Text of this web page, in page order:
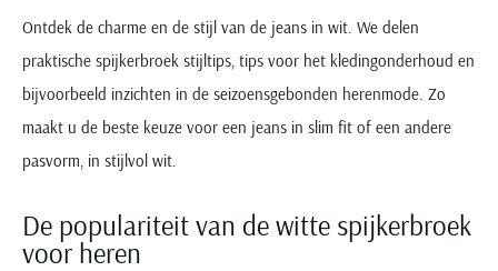
Ontdek de charme en de stijl van de jeans in wit. We delen
praktische spijkerbroek stijltips, tips voor het kledingonderhoud en
bijvoorbeeld inzichten in de seizoensgebonden herenmode. Zo
maakt u de beste keuze voor een jeans in slim fit of een andere
pasvorm, in stijlvol wit.
De populariteit van de witte spijkerbroek
voor heren